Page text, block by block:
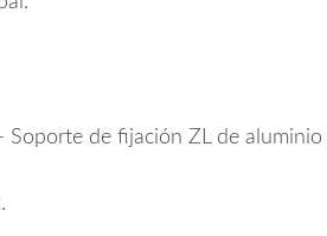
Soporte de fijación ZL de